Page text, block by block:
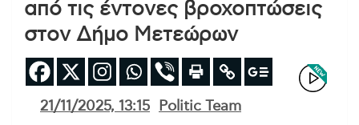
από τις έντονες βροχοπτώσεις
στον Δήμο Μετεώρων
21/11/2025, 13:15 Politic Team